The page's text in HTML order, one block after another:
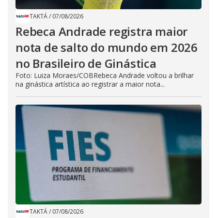
TAKTÁ/ 07/08/2026
Rebeca Andrade registra maior
nota de salto do mundo em 2026
no Brasileiro de Ginástica
Foto: Luiza Moraes/COBRebeca Andrade voltou a brilhar
na ginástica artística ao registrar a maior nota...
TAKTÁ/ 07/08/2026